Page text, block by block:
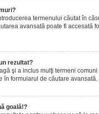
termenului căutat în
avansată poate fi accesată
rezultat?
şi a inclus mulţi termeni
în formularul de căutare avansată.
goală!?